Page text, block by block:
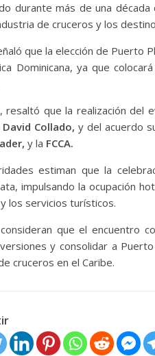
durante más de una
de cruceros y los
que la elección de Puerto
Dominicana, ya que
resaltó que la realización del
Collado, y del acuerdo
y la FCCA.
estiman que la
impulsando la ocupación
los servicios turísticos.
que el encuentro
y consolidar a
cruceros en el Caribe.